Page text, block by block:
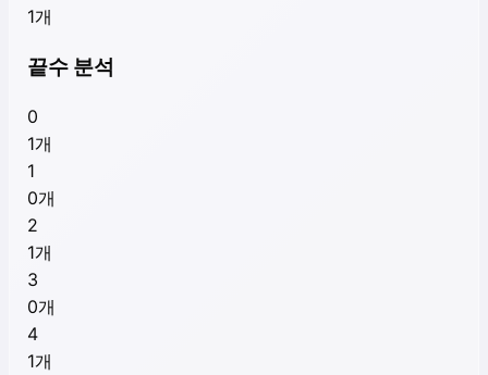
1개
끝수 분석
0
1개
1
0개
2
1개
3
0개
4
1개